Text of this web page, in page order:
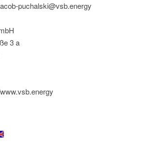
puchalski@vsb.energy
3 a